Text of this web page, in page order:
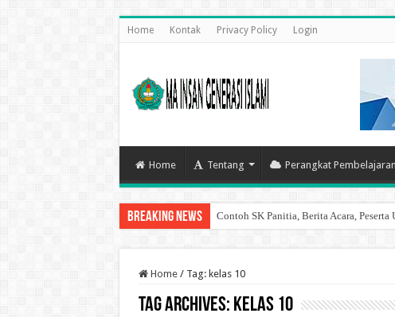
Home Kontak Privacy Policy Login
Home Tentang Perangkat Pembelajaran
Breaking News Contoh SK Panitia, Berita Acara,
9 Cara Mengatasi Gagal Registrasi Akun
Home / Tag: kelas 10
Tag Archives: kelas 10